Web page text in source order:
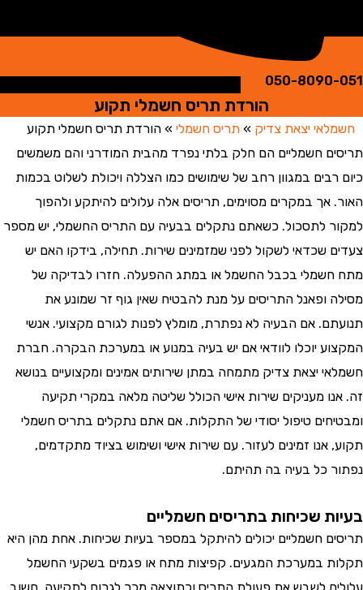
050-
הורדת תריס חשמלי תקוע
יצאת צדיק »תריס חשמלי»הורדת תריס חשמלי תקוע
חשמליים הם חלק בלתי נפרד מהבית המודרני והם משמשים
במגוון רחב של שימושים כמו הצללה ויכולת לשלוט בכמות
אך במקרים מסוימים, תריסים אלה עלולים להיתקע ולהפוך
לתסכול. כשאתם נתקלים בבעיה עם התריס החשמלי, יש מספר
שכדאי לשקול לפני שמזמינים שירות. תחילה, בידקו האם יש
בכבל החשמל או במתג ההפעלה. חזרו לבדיקה של
ופאנל התריסים על מנת להבטיח שאין גוף זר שמונע את
אם הבעיה לא נפתרת, מומלץ לפנות לגורם מקצועי. אנשי
יוכלו לוודאי אם יש בעיה במנוע או במערכת הבקרה. חברת
יצאת צדיק מתמחה במתן שירותים אמינים ומקצועיים בנושא
מעניקים שירות אישי הכולל שליטה מלאה במקרי תקיעה
טיפול יסודי של התקלות. אם אתם נתקלים בתריס חשמלי
זמינים לעזור. עם שירות אישי ושימוש בציוד מתקדמים,
כל בעיה בה תהיתם.
שכיחות בתריסים חשמליים
חשמליים יכולים להיתקל במספר בעיות שכיחות. אחת מהן היא
במערכת המגעים. קפיצות מתח או פגמים בשקעי החשמל